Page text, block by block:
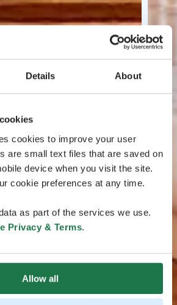
Details About
cookies to improve your user
are small text files that are saved on
device when you visit the site.
cookie preferences at any time.
as part of the services we use.
Privacy & Terms.
Allow all